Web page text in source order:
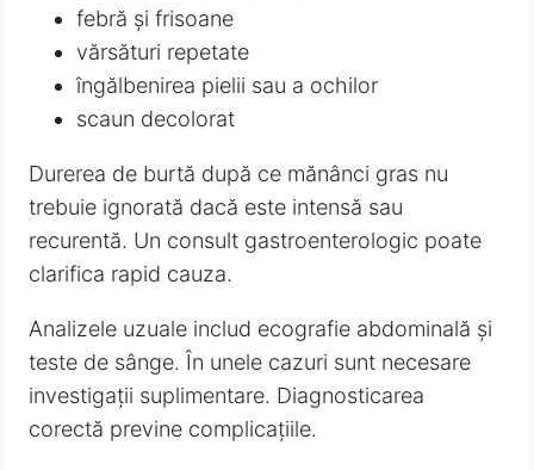
febră și frisoane
vărsături repetate
îngălbenirea pielii sau a ochilor
scaun decolorat
Durerea de burtă după ce mănânci gras nu
trebuie ignorată dacă este intensă sau
recurentă. Un consult gastroenterologic poate
clarifica rapid cauza.
Analizele uzuale includ ecografie abdominală și
teste de sânge. În unele cazuri sunt necesare
investigații suplimentare. Diagnosticarea
corectă previne complicațiile.